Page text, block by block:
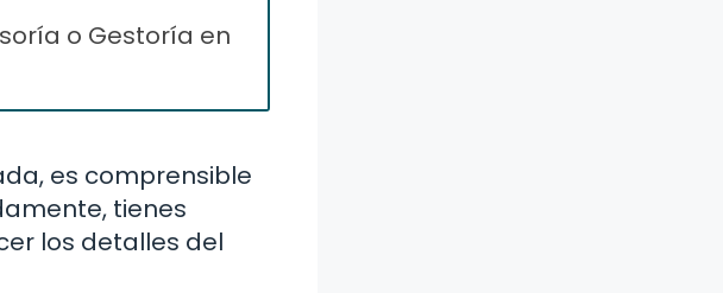
o Gestoría en
es comprensible
tienes
los detalles del